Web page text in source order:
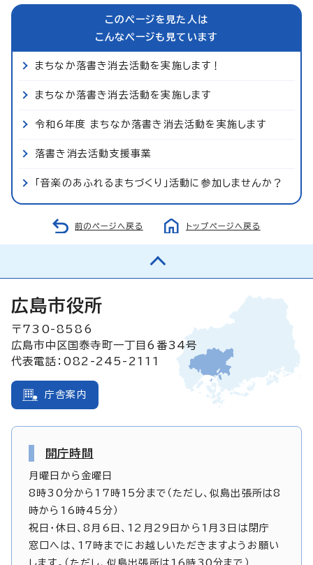
このページを見た人は
こんなページも見ています
まちなか落書き消去活動を実施します！
まちなか落書き消去活動を実施します
令和6年度 まちなか落書き消去活動を実施します
落書き消去活動支援事業
「音楽のあふれるまちづくり」活動に参加しませんか？
前のページへ戻る トップページへ戻る
広島市役所
〒730-8586
広島市中区国泰寺町一丁目6番34号
代表電話：082-245-2111
庁舎案内
開庁時間
月曜日から金曜日
8時30分から17時15分まで（ただし、似島出張所は8
時から16時45分）
祝日・休日、8月6日、12月29日から1月3日は閉庁
窓口へは、17時までにお越しいただきますようお願い
します。（ただし、似島出張所は16時30分まで）